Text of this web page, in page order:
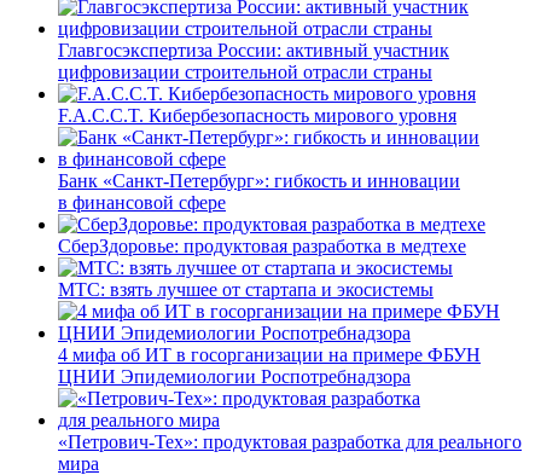
Главгосэкспертиза России: активный участник
цифровизации строительной отрасли страны
F.A.C.C.T. Кибербезопасность мирового уровня
Банк «Санкт-Петербург»: гибкость и инновации
в финансовой сфере
СберЗдоровье: продуктовая разработка в медтехе
МТС: взять лучшее от стартапа и экосистемы
4 мифа об ИТ в госорганизации на примере ФБУН
ЦНИИ Эпидемиологии Роспотребнадзора
«Петрович-Тех»: продуктовая разработка для реального
мира